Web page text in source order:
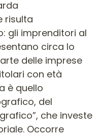
risulta
gli imprenditori al
circa lo
delle imprese
con età
è quello
del
che investe
Occorre